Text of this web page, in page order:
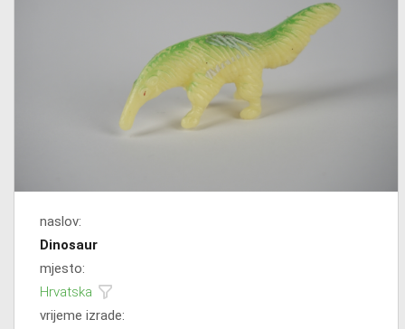
naslov:
Dinosaur
mjesto:
Hrvatska
vrijeme izrade: